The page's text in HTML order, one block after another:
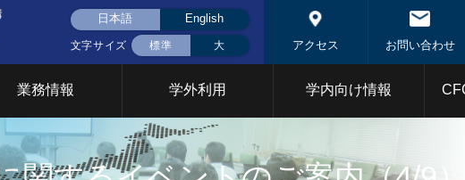
日本語 English
文字サイズ 標準 大 アクセス お問い合わせ
CFCについて
統合設備共用システム概
東工大コアフ
共用設備検索 統合設備共用システム
業務情報
液体窒素(すずかけ
台)
学外利用 学内向け情報